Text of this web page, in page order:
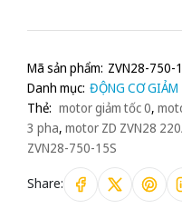
Mã sản phẩm: ZVN28-750-
Danh mục: ĐỘNG CƠ GIẢM
Thẻ: motor giảm tốc 0,
3 pha, motor ZD ZVN28
ZVN28-750-15S
Share: